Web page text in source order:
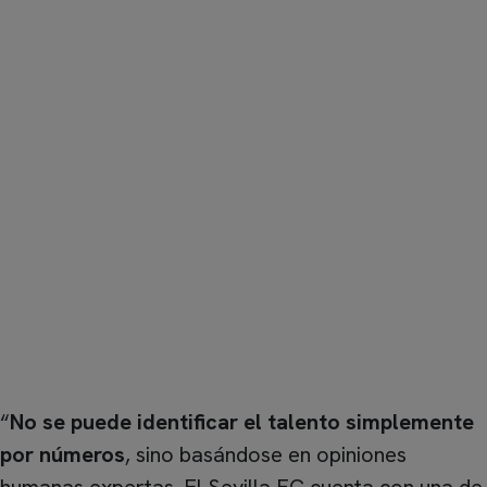
“No se puede identificar el talento simplemente
por números, sino basándose en opiniones